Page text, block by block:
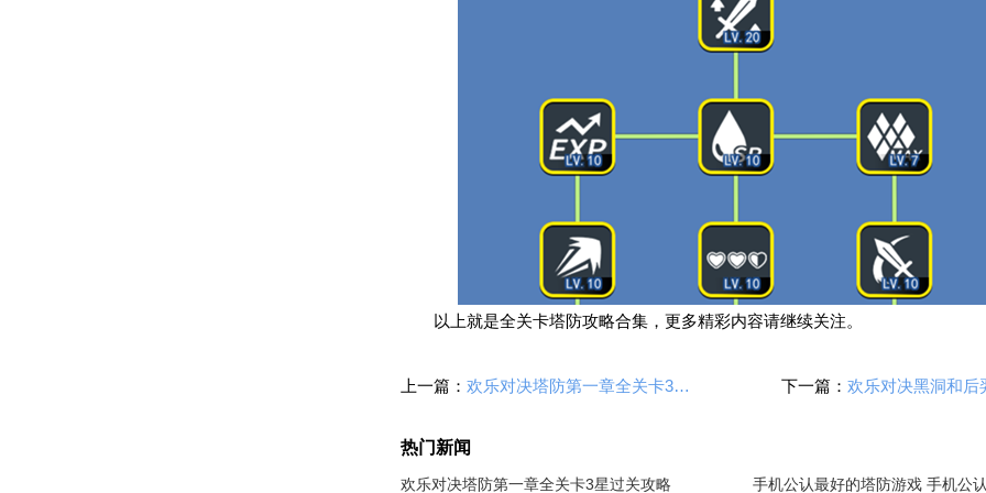
以上就是全关卡塔防攻略合集，更多精彩内容请继续关注。
上一篇： 欢乐对决塔防第一章全关卡3星过关攻略 下一篇：
热门新闻
欢乐对决塔防第一章全关卡3星过关攻略